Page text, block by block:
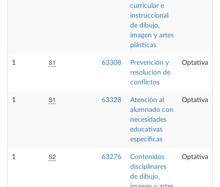
curricular e
instruccional
de dibujo,
imagen y artes
plásticas
1 S1 63308
Prevención y
resolución de
conflictos
Optativa
1 S1 63328
Atención al
alumnado con
necesidades
educativas
específicas
Optativa
1 S2 63276
Contenidos
disciplinares
de dibujo,
Optativa